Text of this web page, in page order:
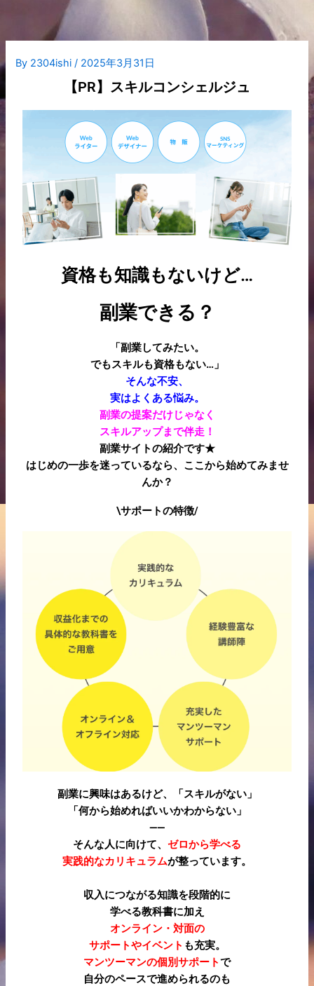
を
プ
By 2304ishi/ 2025年3月31日
【PR】スキルコンシェルジュ
資格も知識もないけど…
副業できる？
「副業してみたい。
でもスキルも資格もない…」
そんな不安、
実はよくある悩み。
副業の提案だけじゃなく
スキルアップまで伴走！
副業サイトの紹介です★
はじめの一歩を迷っているなら、ここから始めてみませ
んか？
\サポートの特徴/
副業に興味はあるけど、「スキルがない」
「何から始めればいいかわからない」
——
そんな人に向けて、 ゼロから学べる
実践的なカリキュラムが整っています。
収入につながる知識を段階的に
学べる教科書に加え
オンライン・対面の
サポートやイベント も充実。
マンツーマンの個別サポートで
自分のペースで進められるのも